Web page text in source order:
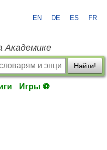
EN DE ES FR
Академике
Найти!
Игры ⚽